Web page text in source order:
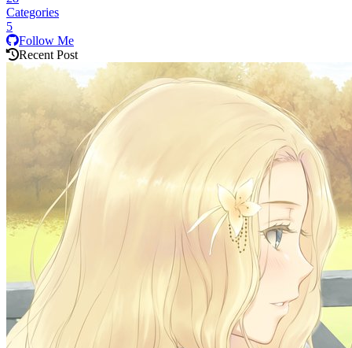
Categories
5
Follow Me
Recent Post